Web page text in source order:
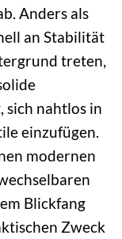
Anders als
an Stabilität
treten,
sich nahtlos in
einzufügen.
modernen
Blickfang
Zweck